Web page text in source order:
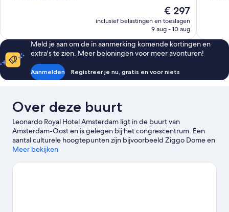
896
beoordelingen
De
prijs
is
€ 297
inclusief belastingen en toeslagen
9 aug - 10 aug
Meld je aan om de in aanmerking komende kortingen en
extra's te zien. Meer beloningen voor meer avonturen!
Aanmelden Registreer je nu, gratis en voor niets
Over deze buurt
Leonardo Royal Hotel Amsterdam ligt in de buurt van
Amsterdam-Oost en is gelegen bij het congrescentrum. Een
aantal culturele hoogtepunten zijn bijvoorbeeld Ziggo Dome en
Rijksmuseum. Wie daarnaast graag de winkelstraten afstruint,
tijdens je bezoek graag van een evenement of wedstrijd
Meer bekijken